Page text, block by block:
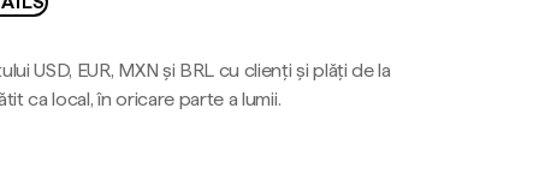
USD, EUR, MXN și BRL cu clienți și plăți de la
ca local, în oricare parte a lumii.